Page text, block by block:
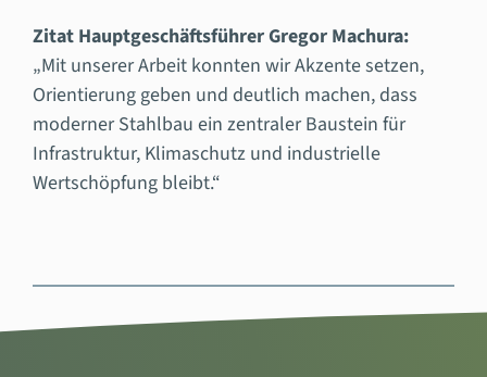
Zitat Hauptgeschäftsführer Gregor Machura:
„Mit unserer Arbeit konnten wir Akzente setzen,
Orientierung geben und deutlich machen, dass
moderner Stahlbau ein zentraler Baustein für
Infrastruktur, Klimaschutz und industrielle
Wertschöpfung bleibt.“